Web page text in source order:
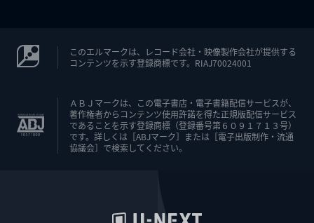
このエルマークは、レコード会社・映像製作会社が提供する
コンテンツを示す登録商標です。RIAJ70024001
ＡＢＪマークは、この電子書店・電子書籍配信サービスが、
著作権者からコンテンツ使用許諾を得た正規版配信サービス
であることを示す登録商標（登録番号第６０９１７１３号）
です。詳しくは［ABJマーク］または［電子出版制作・流通
協議会］で検索してください。